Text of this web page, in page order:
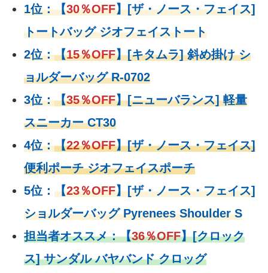
1位：【30％OFF】[ザ・ノース・フェイス]
トートバッグ ジオフェイストート
2位：【15％OFF】[キタムラ] 斜め掛け シ
ョルダーバッグ R-0702
3位：【35％OFF】[ニューバランス] 軽量
スニーカー CT30
4位：【22％OFF】[ザ・ノース・フェイス]
便利ポーチ ジオフェイスポーチ
5位： 【23％OFF】[ザ・ノース・フェイス]
ショルダーバッグ Pyrenees Shoulder S
担当者オススメ：【36％OFF】[クロック
ス] サンダル バヤバンド クロッグ